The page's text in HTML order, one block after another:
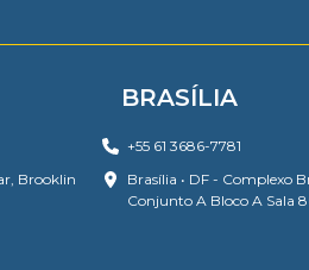
Brooklin
BRASÍLIA
+55 61 3686-7781
Brasília • DF - Complexo
Conjunto A Bloco A Sala